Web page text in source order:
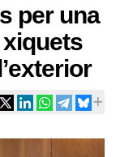
per una